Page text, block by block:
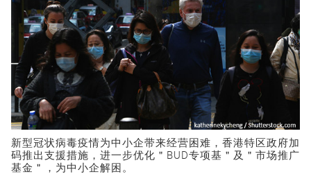
新型冠状病毒疫情为中小企带来经营困难，香港特区政府加
码推出支援措施，进一步优化＂BUD专项基＂及＂市场推广
基金＂，为中小企解困。